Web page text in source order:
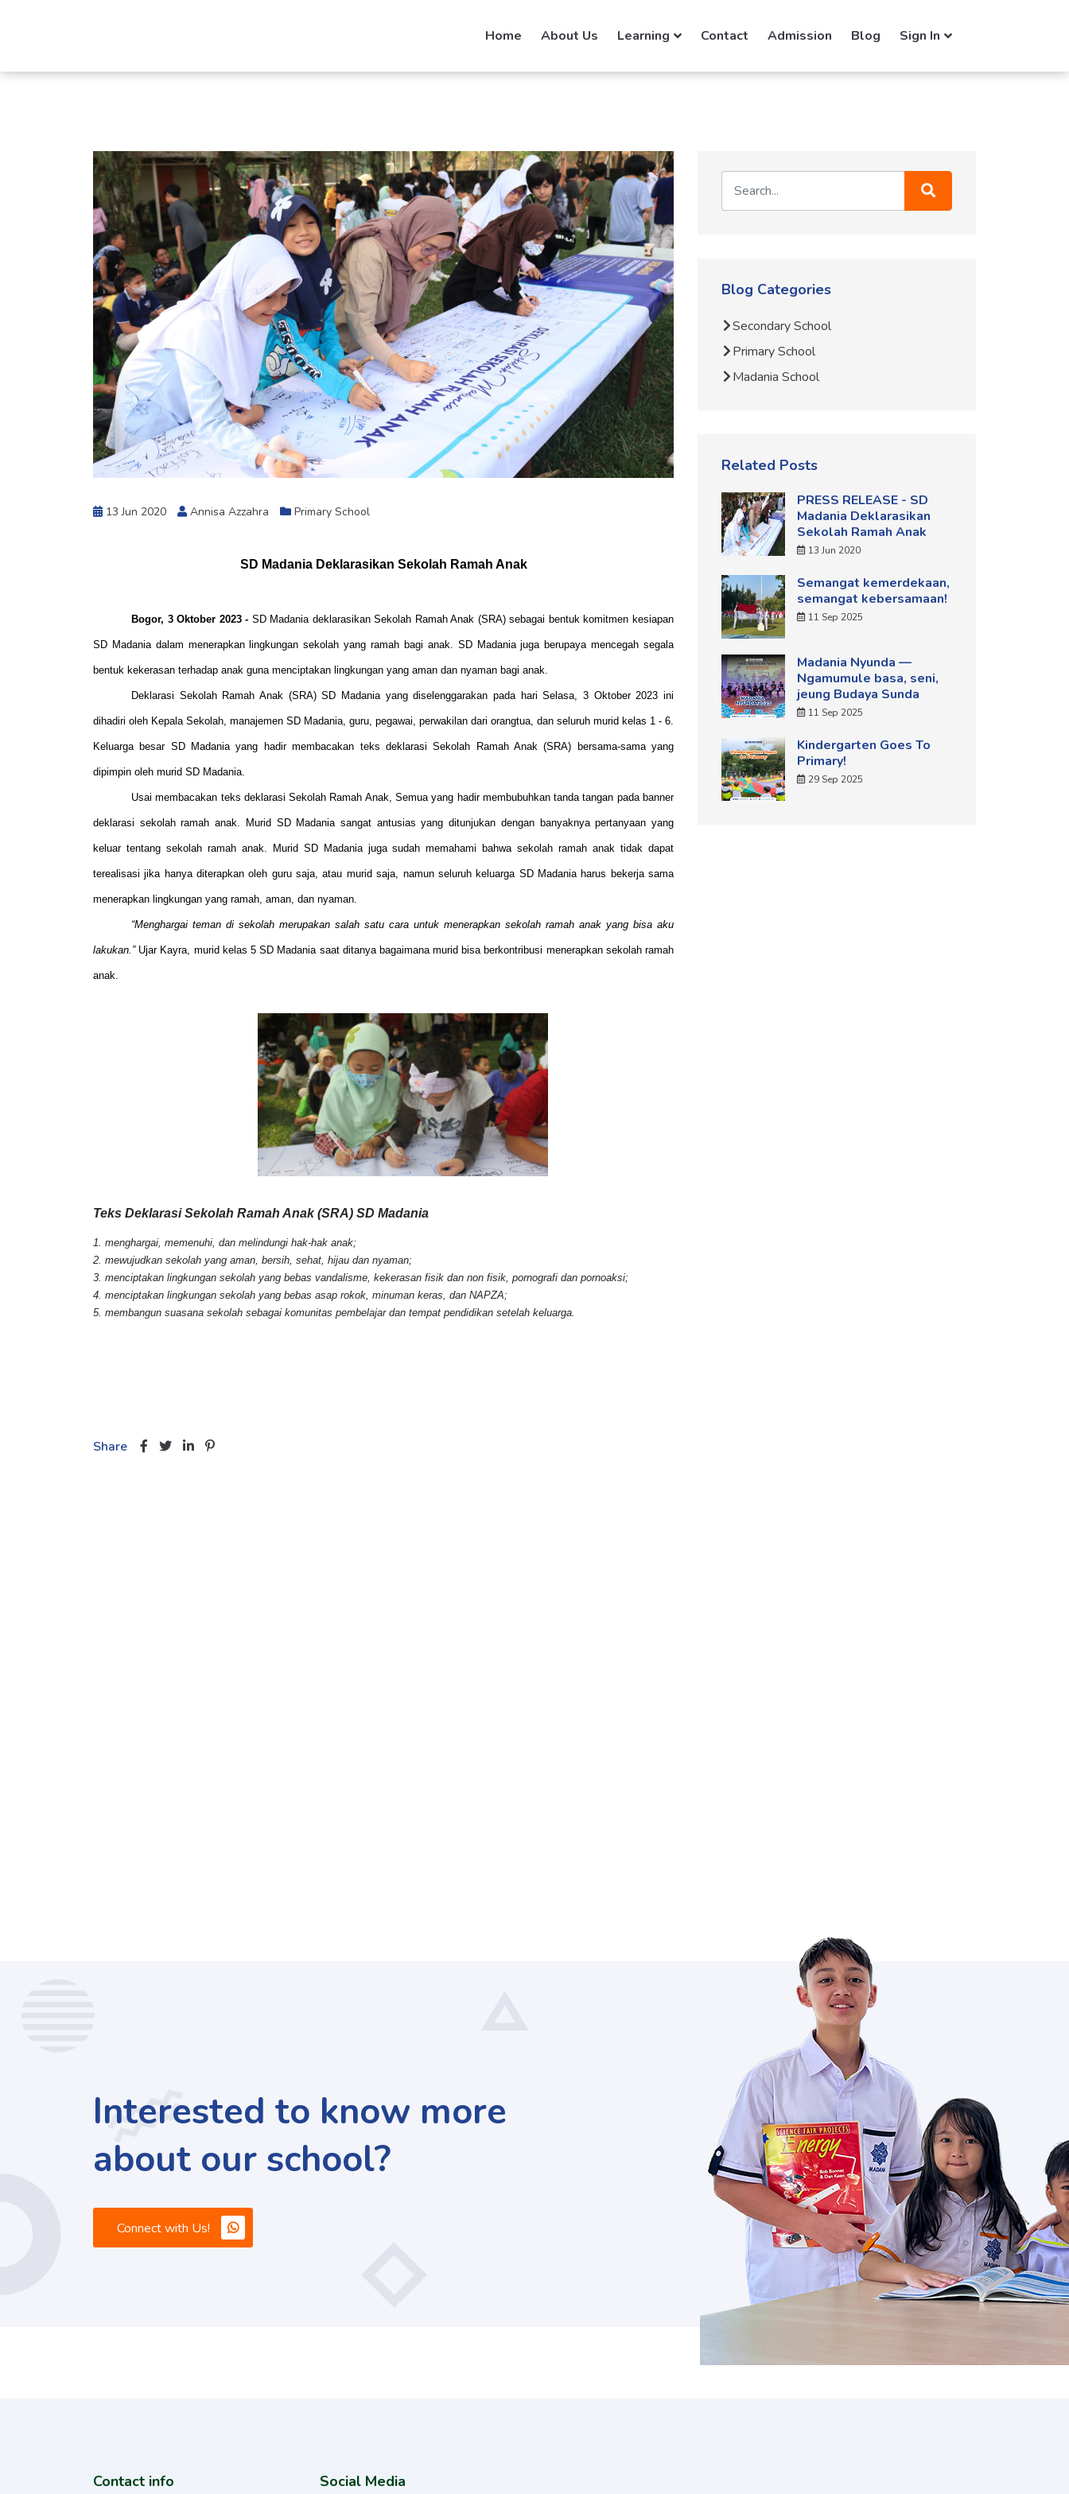
Home About Us Learning Contact Admission Blog Sign In
13 Jun 2020 Annisa Azzahra Primary School
SD Madania Deklarasikan Sekolah Ramah Anak
Bogor, 3 Oktober 2023 - SD Madania deklarasikan Sekolah Ramah Anak (SRA) sebagai bentuk komitmen kesiapan
SD Madania dalam menerapkan lingkungan sekolah yang ramah bagi anak. SD Madania juga berupaya mencegah segala
bentuk kekerasan terhadap anak guna menciptakan lingkungan yang aman dan nyaman bagi anak.
Deklarasi Sekolah Ramah Anak (SRA) SD Madania yang diselenggarakan pada hari Selasa, 3 Oktober 2023 ini
dihadiri oleh Kepala Sekolah, manajemen SD Madania, guru, pegawai, perwakilan dari orangtua, dan seluruh murid kelas 1 - 6.
Keluarga besar SD Madania yang hadir membacakan teks deklarasi Sekolah Ramah Anak (SRA) bersama-sama yang
dipimpin oleh murid SD Madania.
Usai membacakan teks deklarasi Sekolah Ramah Anak, Semua yang hadir membubuhkan tanda tangan pada banner
deklarasi sekolah ramah anak. Murid SD Madania sangat antusias yang ditunjukan dengan banyaknya pertanyaan yang
keluar tentang sekolah ramah anak. Murid SD Madania juga sudah memahami bahwa sekolah ramah anak tidak dapat
terealisasi jika hanya diterapkan oleh guru saja, atau murid saja, namun seluruh keluarga SD Madania harus bekerja sama
menerapkan lingkungan yang ramah, aman, dan nyaman.
“Menghargai teman di sekolah merupakan salah satu cara untuk menerapkan sekolah ramah anak yang bisa aku
lakukan.”Ujar Kayra, murid kelas 5 SD Madania saat ditanya bagaimana murid bisa berkontribusi menerapkan sekolah ramah
anak.
Teks Deklarasi Sekolah Ramah Anak (SRA) SD Madania
1. menghargai, memenuhi, dan melindungi hak-hak anak;
2. mewujudkan sekolah yang aman, bersih, sehat, hijau dan nyaman;
3. menciptakan lingkungan sekolah yang bebas vandalisme, kekerasan fisik dan non fisik, pornografi dan pornoaksi;
4. menciptakan lingkungan sekolah yang bebas asap rokok, minuman keras, dan NAPZA;
5. membangun suasana sekolah sebagai komunitas pembelajar dan tempat pendidikan setelah keluarga.
Share
Blog Categories
Secondary School
Primary School
Madania School
Related Posts
PRESS RELEASE - SD
Madania Deklarasikan
Sekolah Ramah Anak
13 Jun 2020
Semangat kemerdekaan,
semangat kebersamaan!
11 Sep 2025
Madania Nyunda —
Ngamumule basa, seni,
jeung Budaya Sunda
11 Sep 2025
Kindergarten Goes To
Primary!
29 Sep 2025
Interested to know more
about our school?
Connect with Us!
Contact info Social Media